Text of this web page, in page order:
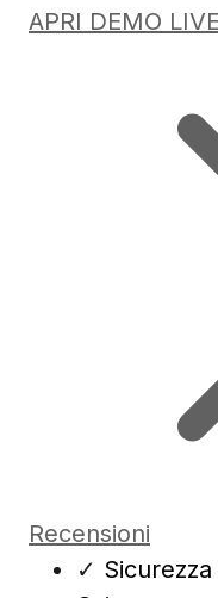
APRI DEMO LIVE
Recensioni
✓